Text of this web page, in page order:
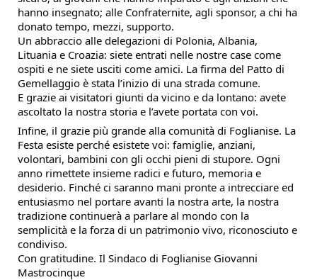
hanno insegnato; alle Confraternite, agli sponsor, a chi ha
donato tempo, mezzi, supporto.
Un abbraccio alle delegazioni di Polonia, Albania,
Lituania e Croazia: siete entrati nelle nostre case come
ospiti e ne siete usciti come amici. La firma del Patto di
Gemellaggio è stata l’inizio di una strada comune.
E grazie ai visitatori giunti da vicino e da lontano: avete
ascoltato la nostra storia e l’avete portata con voi.
Infine, il grazie più grande alla comunità di Foglianise. La
Festa esiste perché esistete voi: famiglie, anziani,
volontari, bambini con gli occhi pieni di stupore. Ogni
anno rimettete insieme radici e futuro, memoria e
desiderio. Finché ci saranno mani pronte a intrecciare ed
entusiasmo nel portare avanti la nostra arte, la nostra
tradizione continuerà a parlare al mondo con la
semplicità e la forza di un patrimonio vivo, riconosciuto e
condiviso.
Con gratitudine. Il Sindaco di Foglianise Giovanni
Mastrocinque